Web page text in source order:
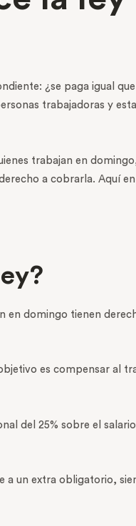
¿se paga igual
trabajadoras y
trabajan en
a cobrarla. Aquí
en domingo tienen
es compensar al
del 25% sobre el
un extra obligatorio,